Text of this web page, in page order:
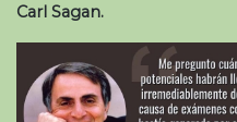
Carl Sagan.